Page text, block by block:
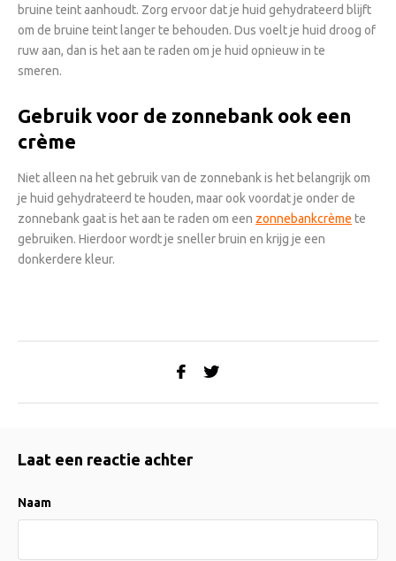
bruine teint aanhoudt. Zorg ervoor dat je huid gehydrateerd blijft
om de bruine teint langer te behouden. Dus voelt je huid droog of
ruw aan, dan is het aan te raden om je huid opnieuw in te
smeren.
Gebruik voor de zonnebank ook een
crème
Niet alleen na het gebruik van de zonnebank is het belangrijk om
je huid gehydrateerd te houden, maar ook voordat je onder de
zonnebank gaat is het aan te raden om een zonnebankcrème te
gebruiken. Hierdoor wordt je sneller bruin en krijg je een
donkerdere kleur.
Laat een reactie achter
Naam